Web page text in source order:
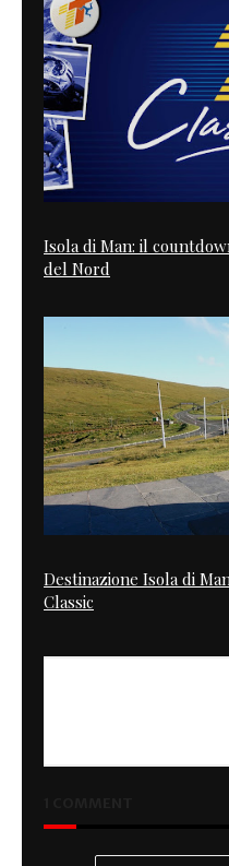
Isola di Man: il
del Nord
Destinazione Isola di
Classic